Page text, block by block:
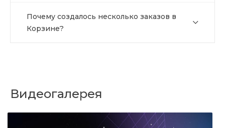
Почему создалось несколько заказов в
Корзине?
Видеогалерея